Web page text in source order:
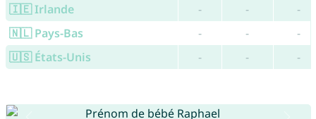
🇮🇪 Irlande
- -
-
🇳🇱 Pays-Bas
- -
-
🇺🇸 États-Unis
- - -